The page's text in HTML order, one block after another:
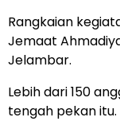
Rangkaian
Jemaat
Jelambar.
Lebih dari 150
tengah pekan itu.